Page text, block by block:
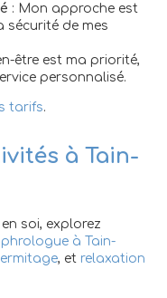
: Mon approche est
sécurité de mes
être est ma priorité,
personnalisé.
tarifs.
à Tain-
soi, explorez
à Tain-
, et relaxation